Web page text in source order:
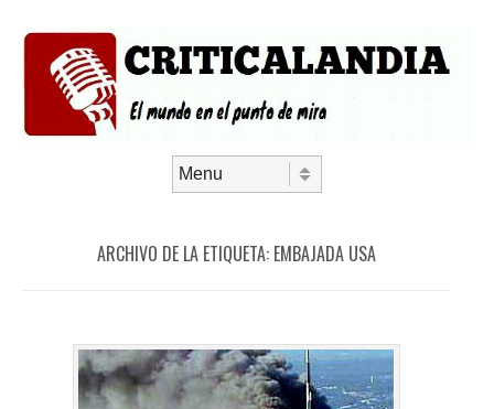
ARCHIVO DE LA ETIQUETA: EMBAJADA USA